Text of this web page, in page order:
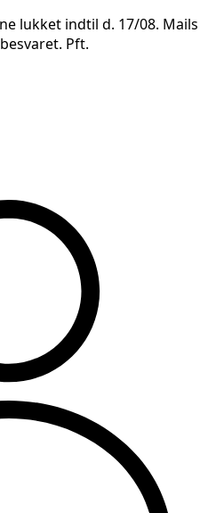
lukket indtil d. 17/08. Mails
Pft.